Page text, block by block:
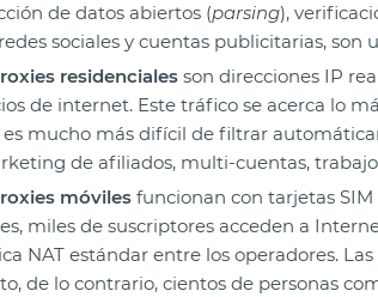
de datos abiertos (parsing),
sociales y cuentas publicitarias,
residenciales son direcciones IP
de internet. Este tráfico se acerca lo
es mucho más difícil de filtrar
de afiliados, multi-cuentas,
móviles funcionan con tarjetas SIM
miles de suscriptores acceden a
NAT estándar entre los operadores.
de lo contrario, cientos de personas